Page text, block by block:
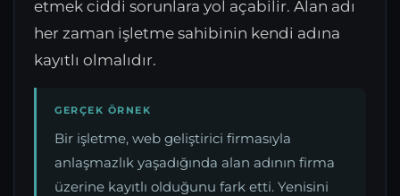
etmek ciddi sorunlara yol açabilir. Alan adı
her zaman işletme sahibinin kendi adına
kayıtlı olmalıdır.
GERÇEK ÖRNEK
Bir işletme, web geliştirici firmasıyla
anlaşmazlık yaşadığında alan adının firma
üzerine kayıtlı olduğunu fark etti. Yenisini